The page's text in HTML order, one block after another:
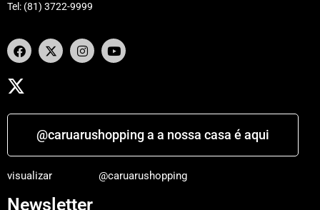
Tel: (81) 3722-9999
@caruarushopping a a nossa casa é aqui
visualizar @caruarushopping
Newsletter